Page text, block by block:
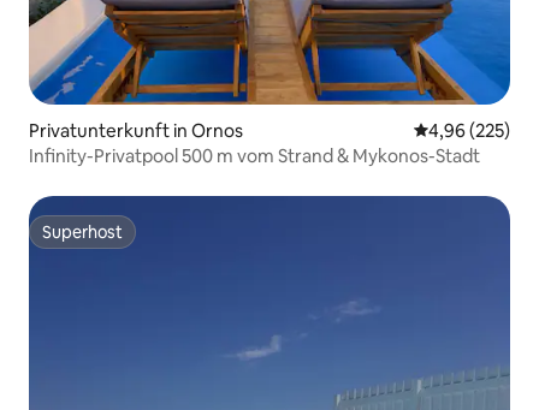
Privatunterkunft in Ornos
4,96 (225)
Infinity-Privatpool 500 m vom Strand & Mykonos-Stadt
Superhost
Superhost